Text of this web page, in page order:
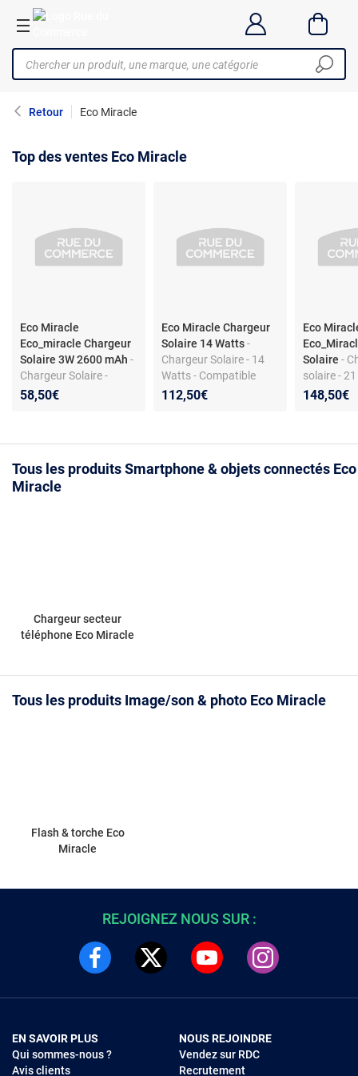
Retour Eco Miracle
Top des ventes Eco Miracle
Eco Miracle
Eco_miracle Chargeur
Solaire 3W 2600 mAh -
Chargeur Solaire -
Panneau 3W - Batterie
58,50€
Eco Miracle Chargeur
Solaire 14 Watts-
Chargeur Solaire - 14
Watts - Compatible
portables/tablettes -
112,50€
Eco
Solaire -
solaire -
148,50€
Tous les produits Smartphone & objets connectés Eco
Miracle
Chargeur secteur
téléphone Eco Miracle
Tous les produits Image/son & photo Eco Miracle
Flash & torche Eco
Miracle
REJOIGNEZ NOUS SUR :
EN SAVOIR PLUS
Qui sommes-nous ?
Avis clients
NOUS REJOINDRE
Vendez sur RDC
Recrutement